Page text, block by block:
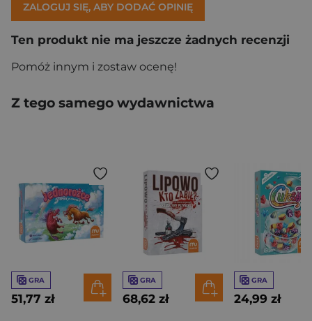
ZALOGUJ SIĘ, ABY DODAĆ OPINIĘ
Ten produkt nie ma jeszcze żadnych recenzji
Pomóż innym i zostaw ocenę!
Z tego samego wydawnictwa
GRA
51,77 zł
GRA
68,62 zł
GRA
24,99 zł